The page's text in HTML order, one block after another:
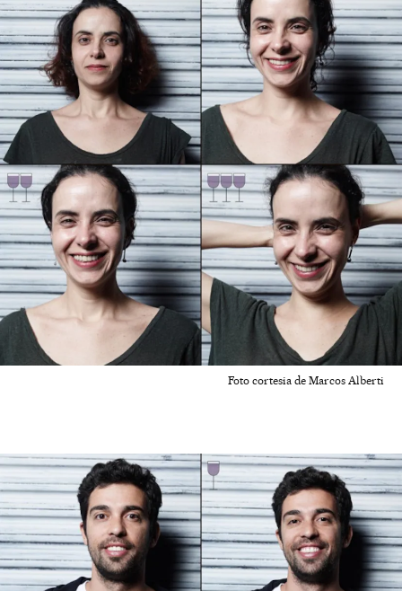
Foto cortesia de Marcos Alberti